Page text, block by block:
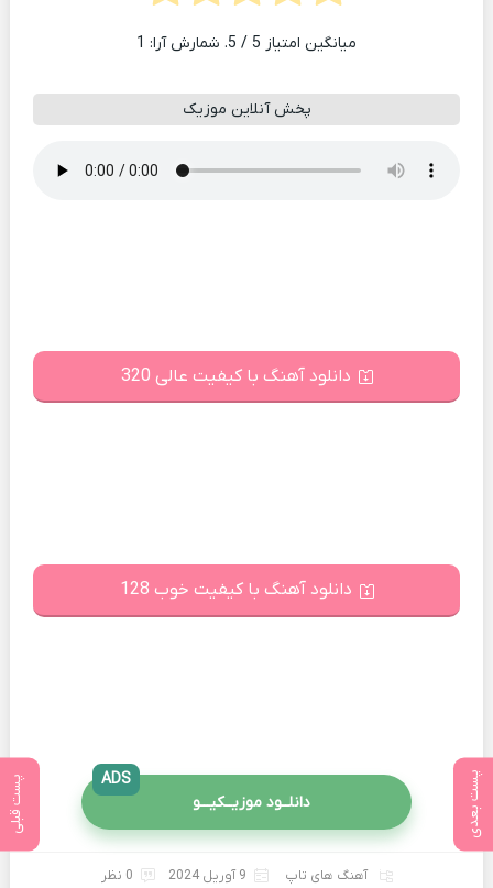
پست بعدی پست قبلی
میانگین امتیاز 5 / 5. شمارش آرا: 1
پخش آنلاین موزیک
دانلود آهنگ با کیفیت عالی 320
دانلود آهنگ با کیفیت خوب 128
دانلــود موزیــکیـــو
ADS
آهنگ های تاپ 9 آوریل 2024 0 نظر